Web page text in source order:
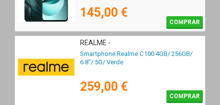
145,00 €
COMPRAR
REALME -
Smartphone Realme C100 4GB/ 256GB/
6.8"/ 5G/ Verde
259,00 €
COMPRAR